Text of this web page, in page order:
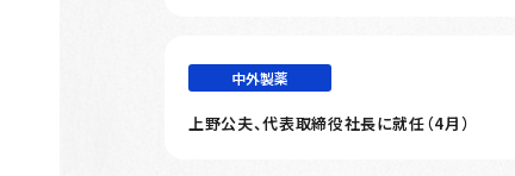
中外製薬
上野公夫、代表取締役社長に就任（4月）